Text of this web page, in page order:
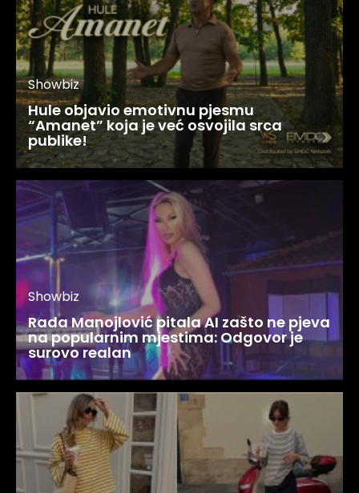
Showbiz
Hule objavio emotivnu pjesmu
“Amanet” koja je već osvojila srca
publike!
Showbiz
Rada Manojlović pitala AI zašto ne pjeva
na popularnim mjestima: Odgovor je
surovo realan